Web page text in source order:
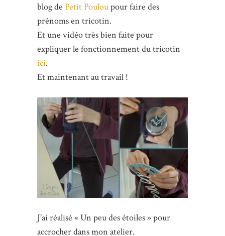
blog de Petit Pouloupour faire des
prénoms en tricotin.
Et une vidéo très bien faite pour
expliquer le fonctionnement du tricotin
ici.
Et maintenant au travail !
J’ai réalisé « Un peu des étoiles » pour
accrocher dans mon atelier.